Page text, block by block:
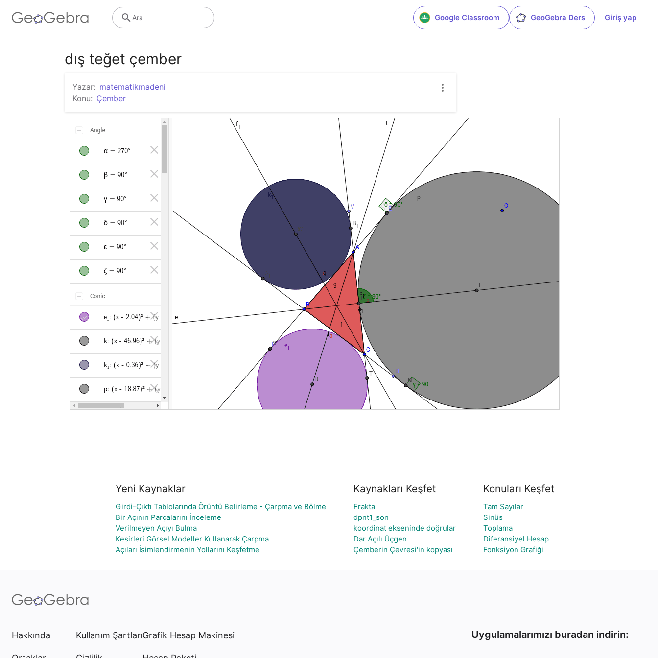
Google Classroom GeoGebra Ders Giriş yap
Ara
dış teğet çember
Yazar: matematikmadeni
Konu: Çember
Yeni Kaynaklar
Girdi-Çıktı Tablolarında Örüntü Belirleme - Çarpma ve Bölme
Bir Açının Parçalarını İnceleme
Verilmeyen Açıyı Bulma
Kesirleri Görsel Modeller Kullanarak Çarpma
Açıları İsimlendirmenin Yollarını Keşfetme
Kaynakları Keşfet
Fraktal
dpnt1_son
koordinat ekseninde doğrular
Dar Açılı Üçgen
Çemberin Çevresi'in kopyası
Konuları Keşfet
Tam Sayılar
Sinüs
Toplama
Diferansiyel Hesap
Fonksiyon Grafiği
Hakkında Kullanım ŞartlarıGrafik Hesap Makinesi Uygulamalarımızı buradan indirin: